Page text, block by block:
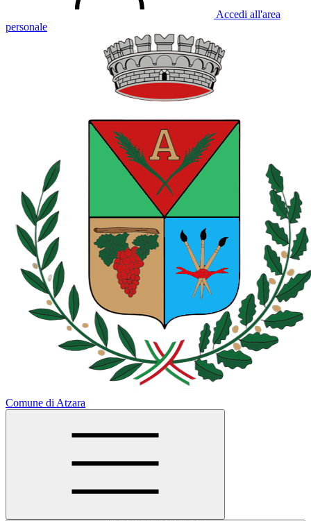
Accedi all'area
personale
Comune di Atzara